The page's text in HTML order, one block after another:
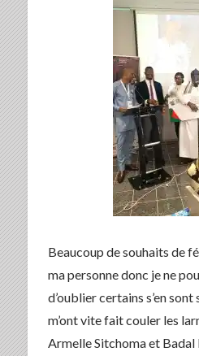
Beaucoup de souhaits de
ma personne donc je ne
d’oublier certains s’en
m’ont vite fait couler les
Armelle Sitchoma et Badal